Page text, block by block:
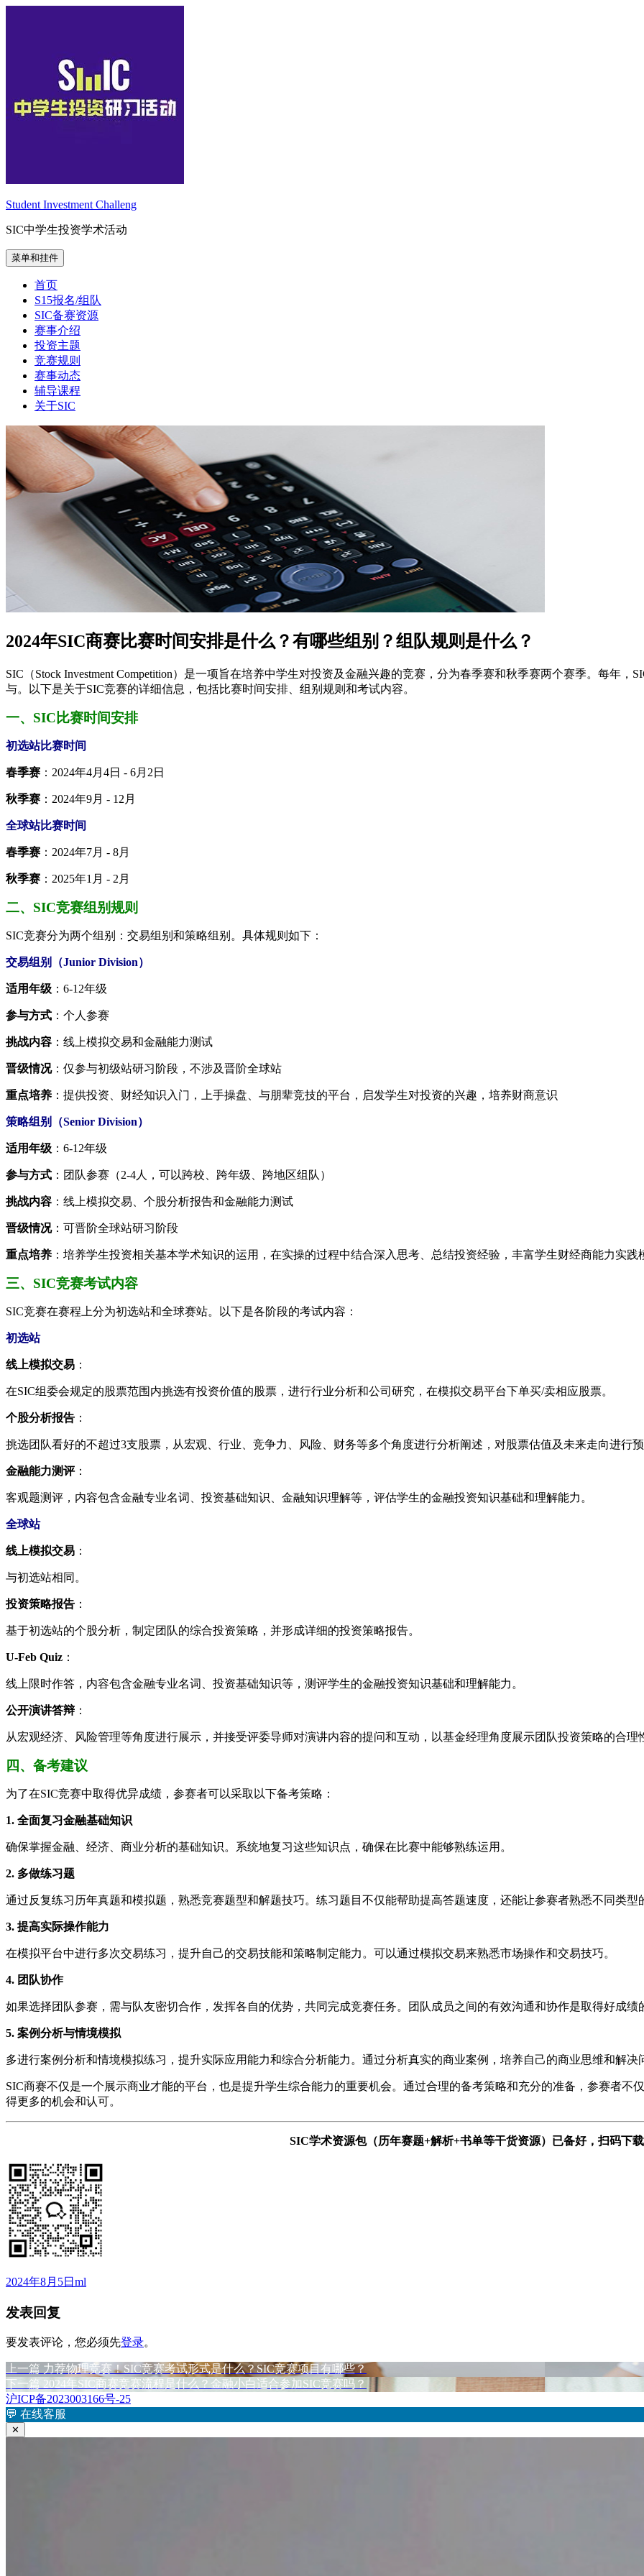
Student Investment Challeng
SIC中学生投资学术活动
菜单和挂件
首页
S15报名/组队
SIC备赛资源
赛事介绍
投资主题
竞赛规则
赛事动态
辅导课程
关于SIC
2024年SIC商赛比赛时间安排是什么？有哪些组别？组队规则是什么？
SIC（Stock Investment Competition）是一项旨在培养中学生对投资及金融兴趣的竞赛，分为春季赛和秋季赛两个赛季。每年
与。以下是关于SIC竞赛的详细信息，包括比赛时间安排、组别规则和考试内容。
一、SIC比赛时间安排
初选站比赛时间
春季赛 ：2024年4月4日 - 6月2日
秋季赛 ：2024年9月 - 12月
全球站比赛时间
春季赛 ：2024年7月 - 8月
秋季赛 ：2025年1月 - 2月
二、SIC竞赛组别规则
SIC竞赛分为两个组别：交易组别和策略组别。具体规则如下：
交易组别（Junior Division）
适用年级 ：6-12年级
参与方式 ：个人参赛
挑战内容 ：线上模拟交易和金融能力测试
晋级情况：仅参与初级站研习阶段，不涉及晋阶全球站
重点培养 ：提供投资、财经知识入门，上手操盘、与朋辈竞技的平台，启发学生对投资的兴趣，培养财商意识
策略组别（Senior Division）
适用年级 ：6-12年级
参与方式 ：团队参赛（2-4人，可以跨校、跨年级、跨地区组队）
挑战内容 ：线上模拟交易、个股分析报告和金融能力测试
晋级情况：可晋阶全球站研习阶段
重点培养 ：培养学生投资相关基本学术知识的运用，在实操的过程中结合深入思考、总结投资经验，丰富学生财经商能力实践
三、SIC竞赛考试内容
SIC竞赛在赛程上分为初选站和全球赛站。以下是各阶段的考试内容：
初选站
线上模拟交易 ：
在SIC组委会规定的股票范围内挑选有投资价值的股票，进行行业分析和公司研究，在模拟交易平台下单买/卖相应股票。
个股分析报告 ：
挑选团队看好的不超过3支股票，从宏观、行业、竞争力、风险、财务等多个角度进行分析阐述，对股票估值及未来走向进行
金融能力测评：
客观题测评，内容包含金融专业名词、投资基础知识、金融知识理解等，评估学生的金融投资知识基础和理解能力。
全球站
线上模拟交易 ：
与初选站相同。
投资策略报告 ：
基于初选站的个股分析，制定团队的综合投资策略，并形成详细的投资策略报告。
U-Feb Quiz ：
线上限时作答，内容包含金融专业名词、投资基础知识等，测评学生的金融投资知识基础和理解能力。
公开演讲答辩 ：
从宏观经济、风险管理等角度进行展示，并接受评委导师对演讲内容的提问和互动，以基金经理角度展示团队投资策略的合理
四、备考建议
为了在SIC竞赛中取得优异成绩，参赛者可以采取以下备考策略：
1. 全面复习金融基础知识
确保掌握金融、经济、商业分析的基础知识。系统地复习这些知识点，确保在比赛中能够熟练运用。
2. 多做练习题
通过反复练习历年真题和模拟题，熟悉竞赛题型和解题技巧。练习题目不仅能帮助提高答题速度，还能让参赛者熟悉不同类型
3. 提高实际操作能力
在模拟平台中进行多次交易练习，提升自己的交易技能和策略制定能力。可以通过模拟交易来熟悉市场操作和交易技巧。
4. 团队协作
如果选择团队参赛，需与队友密切合作，发挥各自的优势，共同完成竞赛任务。团队成员之间的有效沟通和协作是取得好成绩
5. 案例分析与情境模拟
多进行案例分析和情境模拟练习，提升实际应用能力和综合分析能力。通过分析真实的商业案例，培养自己的商业思维和解决
SIC商赛不仅是一个展示商业才能的平台，也是提升学生综合能力的重要机会。通过合理的备考策略和充分的准备，参赛者不
得更多的机会和认可。
SIC学术资源包（历年赛题+解析+书单等干货资源）已备好，扫码下
发
于
2024年8月5日 作
ml
发表回复
要发表评论，您必须先登录。
文
章
导
航
上一篇 上
篇
文
章：
力荐物理竞赛！SIC竞赛考试形式是什么？SIC竞赛项目有哪些？
下一篇 下
篇
文
2024年SIC商赛竞赛流程是什么？金融小白适合参加SIC竞赛吗？
沪ICP备2023003166号-25
💬 在线客服
✕